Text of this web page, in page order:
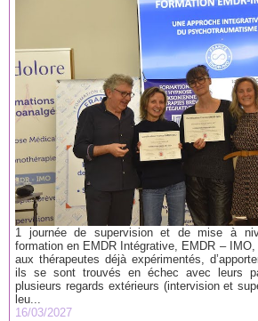
1 journée de supervision et de mise à
formation en EMDR Intégrative, EMDR –
aux thérapeutes déjà expérimentés,
ils se sont trouvés en échec avec leurs
plusieurs regards extérieurs (intervision et
leu...
16/03/2027